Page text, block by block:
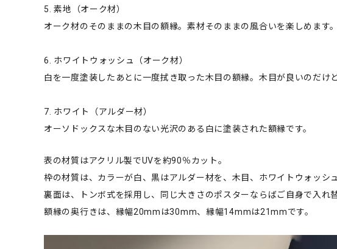
5. 素地（オーク材）
オーク材のそのままの木目の額縁。素材そのままの風合いを楽しめます。
6. ホワイトウォッシュ（オーク材）
白を一度塗装したあとに一度拭き取った木目の額縁。木目が良いのだけ
7. ホワイト（アルダー材）
オーソドックスな木目のない光沢のある白に塗装された額縁です。
表の材質はアクリル製でUVを約90％カット。
枠の材質は、カラーが白、黒はアルダー材を、木目、ホワイトウォッシ
裏面は、トンボ式を採用し、同じ大きさのポスターならばご自身で入れ
額縁の奥行きは、縁幅20mmは30mm、縁幅14mmは21mmです。